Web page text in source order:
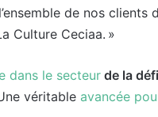
de nos clients
Culture Ceciaa. »
dans le secteur de la
véritable avancée